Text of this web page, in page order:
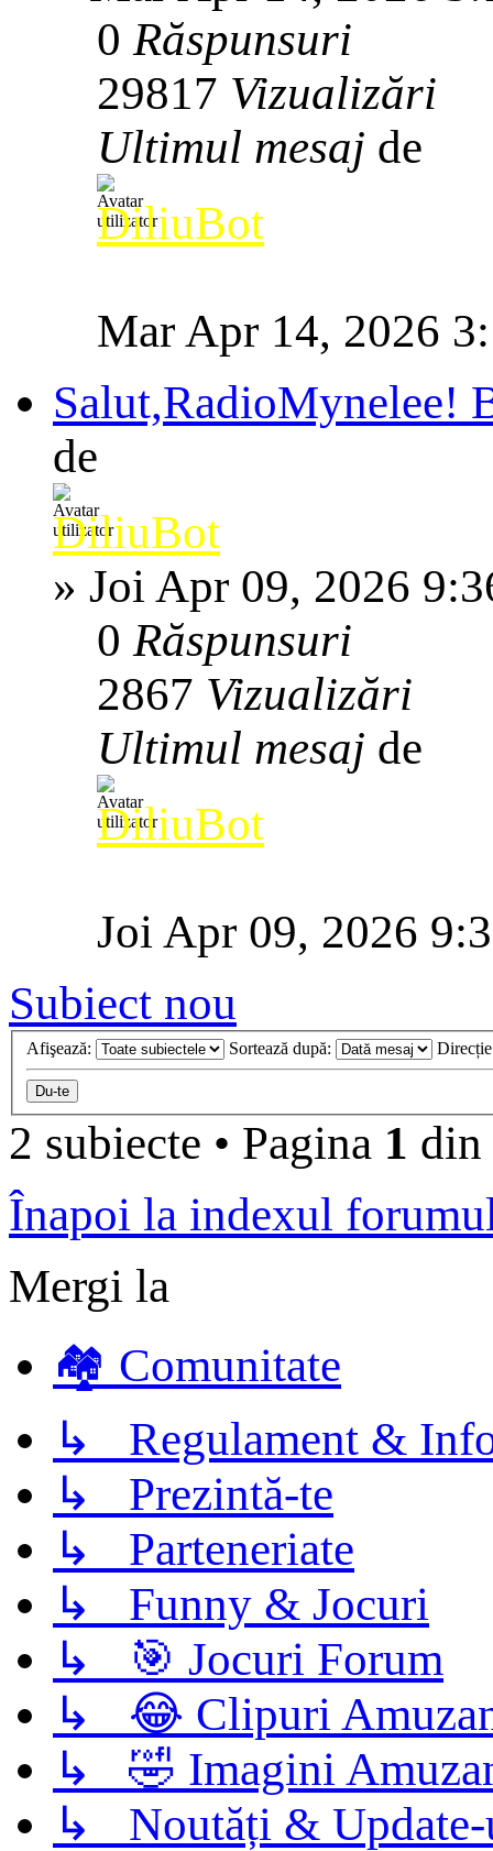
0Răspunsuri
29817 Vizualizări
Ultimul mesaj de
DiliuBot
Mar Apr 14, 2026
Salut,RadioMynelee!
de
DiliuBot
» Joi Apr 09, 2026
0Răspunsuri
2867 Vizualizări
Ultimul mesaj de
DiliuBot
Joi Apr 09, 2026
Subiect nou
Afişează: Sortează după:
2 subiecte • Pagina 1 din
Înapoi la indexul
Mergi la
🏘️ Comunitate
↳ Regulament &
↳ Prezintă-te
↳ Parteneriate
↳ Funny & Jocuri
↳ 🎯 Jocuri Forum
↳ 😂 Clipuri
↳ 🤣 Imagini
↳ Noutăți &